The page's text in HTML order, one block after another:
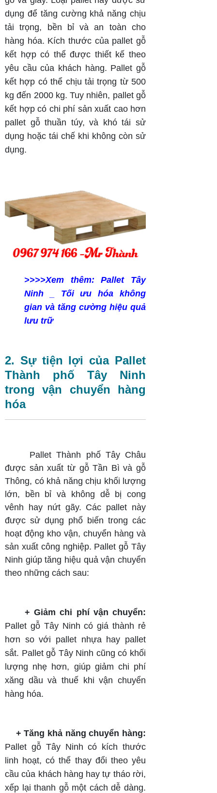
dụng để tăng cường khả năng chịu
tải trọng, bền bỉ và an toàn cho
hàng hóa. Kích thước của pallet gỗ
kết hợp có thể được thiết kế theo
yêu cầu của khách hàng. Pallet gỗ
kết hợp có thể chịu tải trọng từ 500
kg đến 2000 kg. Tuy nhiên, pallet gỗ
kết hợp có chi phí sản xuất cao hơn
pallet gỗ thuần túy, và khó tái sử
dụng hoặc tái chế khi không còn sử
dụng.
>>>>Xem thêm:Pallet Tây
Ninh _ Tối ưu hóa không
gian và tăng cường hiệu quả
lưu trữ
2. Sự tiện lợi của Pallet
Thành phố Tây Ninh
trong vận chuyển hàng
hóa
Pallet Thành phố Tây Châu
được sản xuất từ gỗ Tần Bì và gỗ
Thông, có khả năng chịu khối lượng
lớn, bền bỉ và không dễ bị cong
vênh hay nứt gãy. Các pallet này
được sử dụng phổ biến trong các
hoạt động kho vận, chuyển hàng và
sản xuất công nghiệp. Pallet gỗ Tây
Ninh giúp tăng hiệu quả vận chuyển
theo những cách sau:
+ Giảm chi phí vận chuyển:
Pallet gỗ Tây Ninh có giá thành rẻ
hơn so với pallet nhựa hay pallet
sắt. Pallet gỗ Tây Ninh cũng có khối
lượng nhẹ hơn, giúp giảm chi phí
xăng dầu và thuế khi vận chuyển
hàng hóa.
+ Tăng khả năng chuyển hàng:
Pallet gỗ Tây Ninh có kích thước
linh hoạt, có thể thay đổi theo yêu
cầu của khách hàng hay tự tháo rời,
xếp lại thanh gỗ một cách dễ dàng.